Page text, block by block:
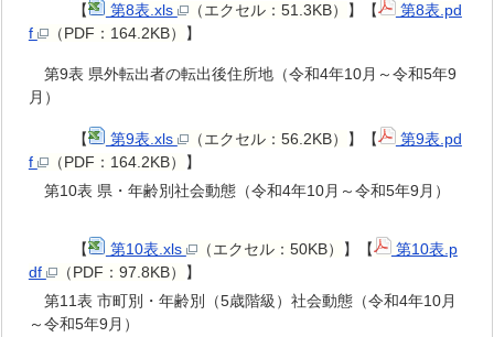
【 第8表.xls （エクセル：51.3KB） 】【
第8表.pd
f
（PDF：164.2KB） 】
第9表 県外転出者の転出後住所地（令和4年10月～令和5年9
月）
【 第9表.xls （エクセル：56.2KB） 】【
第9表.pd
f
（PDF：164.2KB）
】
第10表 県・年齢別社会動態（令和4年10月～令和5年9月）
【 第10表.xls （エクセル：50KB） 】【
第10表.p
df
（PDF：97.8KB）
】
第11表 市町別・年齢別（5歳階級）社会動態（令和4年10月
～令和5年9月）